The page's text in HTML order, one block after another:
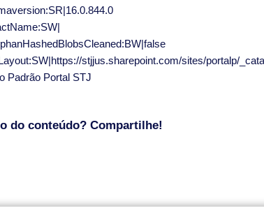
stjjus.sharepoint.com/sites/portalp/
Padrão Portal STJ
do conteúdo? Compartilhe!